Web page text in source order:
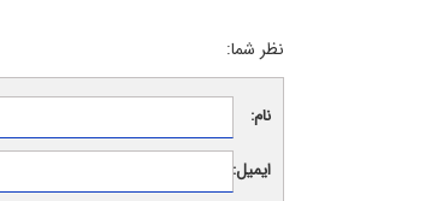
نظر شما:
نام:
ایمیل: